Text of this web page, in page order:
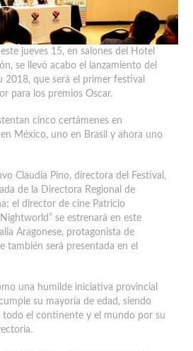
jueves 15, en salones del Hotel
se llevó acabo el lanzamiento del
2018, que será el primer festival
para los premios Oscar.
cinco certámenes en
México, uno en Brasil y ahora uno
Claudia Pino, directora del Festival,
de la Directora Regional de
el director de cine Patricio
se estrenará en este
Aragonese, protagonista de
también será presentada en el
una humilde iniciativa provincial
su mayoría de edad, siendo
todo el continente y el mundo por su